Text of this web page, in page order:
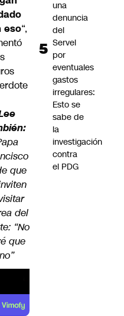
eso“,
que
del
“No
que
no”
una
denuncia
del
Servel
por
eventuales
gastos
irregulares:
Esto se
sabe de
la
investigación
contra
el PDG